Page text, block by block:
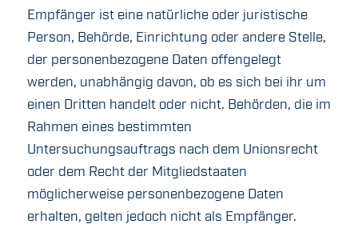
Empfänger ist eine natürliche oder juristische
Person, Behörde, Einrichtung oder andere Stelle,
der personenbezogene Daten offengelegt
werden, unabhängig davon, ob es sich bei ihr um
einen Dritten handelt oder nicht. Behörden, die im
Rahmen eines bestimmten
Untersuchungsauftrags nach dem Unionsrecht
oder dem Recht der Mitgliedstaaten
möglicherweise personenbezogene Daten
erhalten, gelten jedoch nicht als Empfänger.